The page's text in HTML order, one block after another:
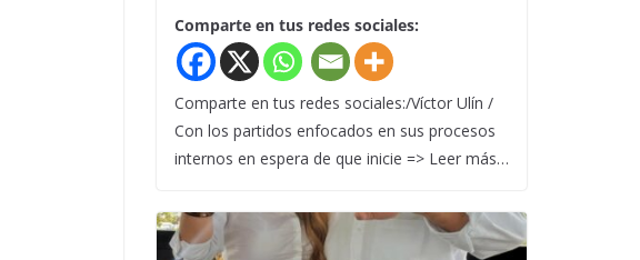
Comparte en tus redes sociales:
Comparte en tus redes sociales:/Víctor Ulín /
Con los partidos enfocados en sus procesos
internos en espera de que inicie => Leer más…